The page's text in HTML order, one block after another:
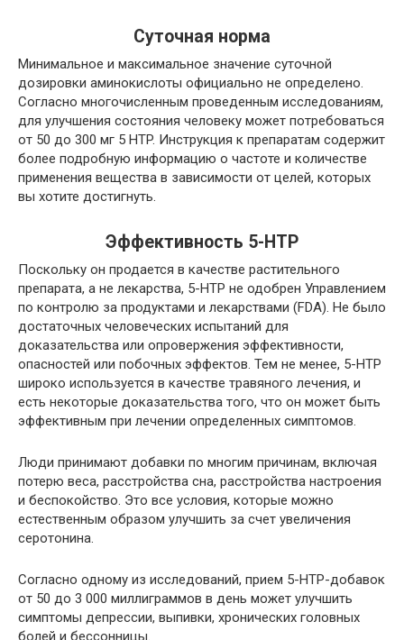
Суточная норма
Минимальное и максимальное значение суточной
дозировки аминокислоты официально не определено.
Согласно многочисленным проведенным исследованиям,
для улучшения состояния человеку может потребоваться
от 50 до 300 мг 5 HTP. Инструкция к препаратам содержит
более подробную информацию о частоте и количестве
применения вещества в зависимости от целей, которых
вы хотите достигнуть.
Эффективность 5-HTP
Поскольку он продается в качестве растительного
препарата, а не лекарства, 5-HTP не одобрен Управлением
по контролю за продуктами и лекарствами (FDA). Не было
достаточных человеческих испытаний для
доказательства или опровержения эффективности,
опасностей или побочных эффектов. Тем не менее, 5-HTP
широко используется в качестве травяного лечения, и
есть некоторые доказательства того, что он может быть
эффективным при лечении определенных симптомов.
Люди принимают добавки по многим причинам, включая
потерю веса, расстройства сна, расстройства настроения
и беспокойство. Это все условия, которые можно
естественным образом улучшить за счет увеличения
серотонина.
Согласно одному из исследований, прием 5-HTP-добавок
от 50 до 3 000 миллиграммов в день может улучшить
симптомы депрессии, выпивки, хронических головных
болей и бессонницы.